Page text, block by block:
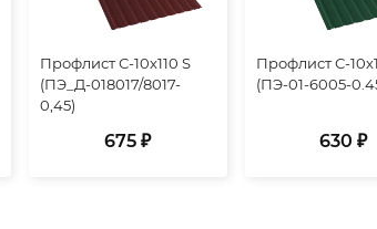
Профлист С-10х110 S
(ПЭ_Д-018017/8017-
0,45)
675 ₽
Профлист С-
(ПЭ-01-6005-
630 ₽